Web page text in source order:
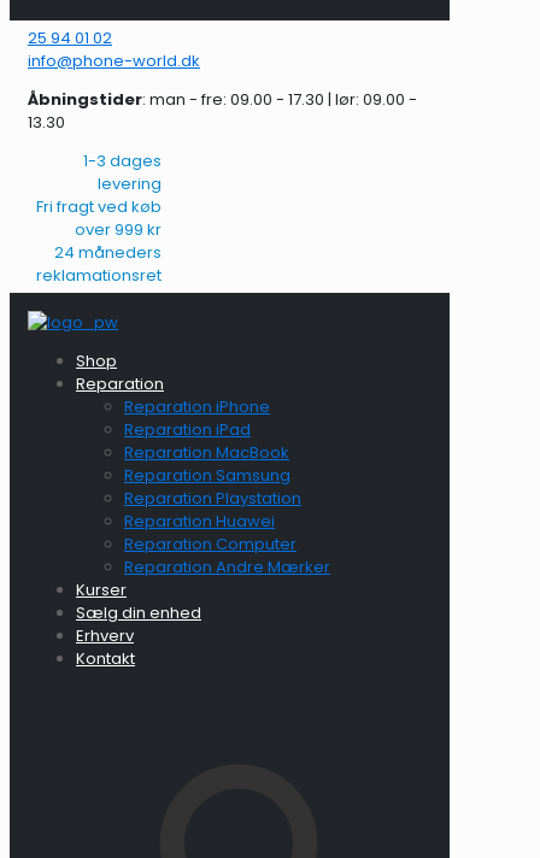
25 94 01 02
info@phone-world.dk
Åbningstider: man - fre: 09.00 - 17.30 | lør: 09.00 -
13.30
1-3 dages
levering
Fri fragt ved køb
over 999 kr
24 måneders
reklamationsret
Shop
Reparation
Reparation iPhone
Reparation iPad
Reparation MacBook
Reparation Samsung
Reparation Playstation
Reparation Huawei
Reparation Computer
Reparation Andre Mærker
Kurser
Sælg din enhed
Erhverv
Kontakt